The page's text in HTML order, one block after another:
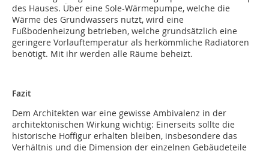
des Hauses. Über eine Sole-Wärmepumpe, welche die
Wärme des Grundwassers nutzt, wird eine
Fußbodenheizung betrieben, welche grundsätzlich eine
geringere Vorlauftemperatur als herkömmliche Radiatoren
benötigt. Mit ihr werden alle Räume beheizt.
Fazit
Dem Architekten war eine gewisse Ambivalenz in der
architektonischen Wirkung wichtig: Einerseits sollte die
historische Hoffigur erhalten bleiben, insbesondere das
Verhältnis und die Dimension der einzelnen Gebäudeteile